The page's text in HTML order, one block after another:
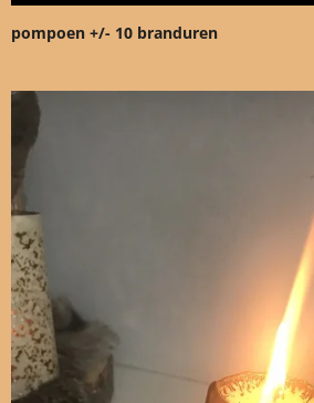
pompoen +/- 10 branduren